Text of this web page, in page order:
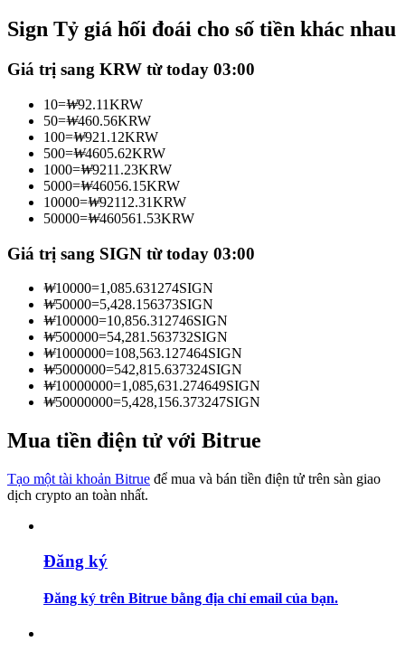
Trở thành Nhà giao dịch Sao chép
Phân tích dữ liệu lớn bao gồm thông tin giao dịch, v.v.
Sign Tỷ giá hối đoái cho số tiền khác nhau
Giá trị sang KRW từ today 03:00
10=₩92.11KRW
50=₩460.56KRW
100=₩921.12KRW
500=₩4605.62KRW
1000=₩9211.23KRW
5000=₩46056.15KRW
10000=₩92112.31KRW
50000=₩460561.53KRW
Giá trị sang SIGN từ today 03:00
₩10000=1,085.631274SIGN
₩50000=5,428.156373SIGN
₩100000=10,856.312746SIGN
₩500000=54,281.563732SIGN
₩1000000=108,563.127464SIGN
₩5000000=542,815.637324SIGN
₩10000000=1,085,631.274649SIGN
₩50000000=5,428,156.373247SIGN
Mua tiền điện tử với Bitrue
Tạo một tài khoản Bitrue để mua và bán tiền điện tử trên sàn giao
dịch crypto an toàn nhất.
Đăng ký
Đăng ký trên Bitrue bằng địa chỉ email của bạn.